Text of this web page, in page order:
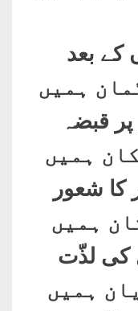
کے بعد
ہمیں
قبضہ
ہمیں
کا شعور
ہمیں
کی لذّت
ہمیں